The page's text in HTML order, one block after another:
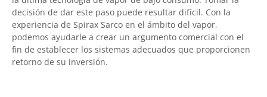
decisión de dar este paso puede resultar difícil. Con la
experiencia de Spirax Sarco en el ámbito del vapor,
podemos ayudarle a crear un argumento comercial con el
fin de establecer los sistemas adecuados que proporcionen
retorno de su inversión.